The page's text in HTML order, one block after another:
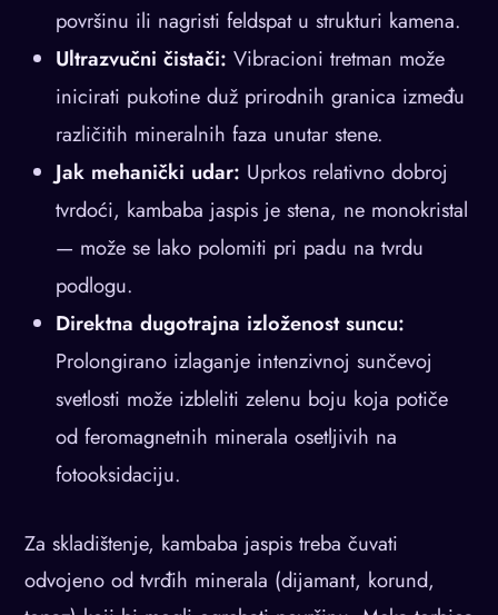
površinu ili nagristi feldspat u strukturi kamena.
Ultrazvučni čistači: Vibracioni tretman može
inicirati pukotine duž prirodnih granica između
različitih mineralnih faza unutar stene.
Jak mehanički udar: Uprkos relativno dobroj
tvrdoći, kambaba jaspis je stena, ne monokristal
— može se lako polomiti pri padu na tvrdu
podlogu.
Direktna dugotrajna izloženost suncu:
Prolongirano izlaganje intenzivnoj sunčevoj
svetlosti može izbleliti zelenu boju koja potiče
od feromagnetnih minerala osetljivih na
fotooksidaciju.
Za skladištenje, kambaba jaspis treba čuvati
odvojeno od tvrđih minerala (dijamant, korund,